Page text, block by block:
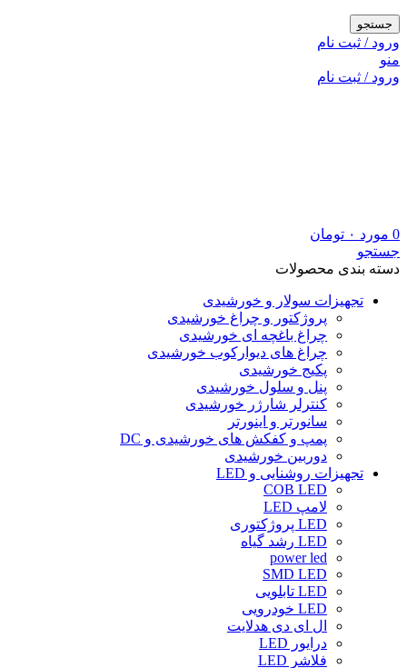
جستجو
ورود / ثبت نام
منو
ورود / ثبت نام
0 مورد ۰ تومان
جستجو
دسته بندی محصولات
تجهیزات سولار و خورشیدی
پروژکتور و چراغ خورشیدی
چراغ باغچه ای خورشیدی
چراغ های دیوارکوب خورشیدی
پکیج خورشیدی
پنل و سلول خورشیدی
کنترلر شارژر خورشیدی
سانورتر و اینورتر
پمپ و کفکش های خورشیدی و DC
دوربین خورشیدی
تجهیزات روشنایی و LED
COB LED
لامپ LED
LED پروژکتوری
LED رشد گیاه
power led
SMD LED
LED تابلویی
LED خودرویی
ال ای دی هدلایت
درایور LED
فلاشر LED